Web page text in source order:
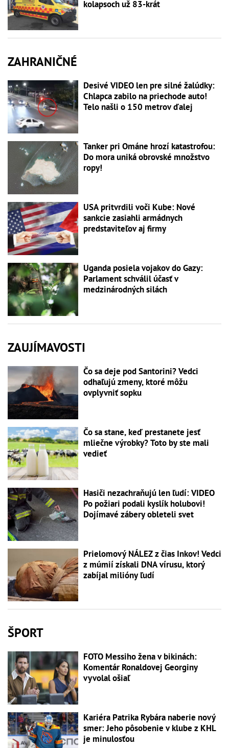
kolapsoch už 83-krát
ZAHRANIČNÉ
Desivé VIDEO len pre silné žalúdky:
Chlapca zabilo na priechode auto!
Telo našli o 150 metrov ďalej
Tanker pri Ománe hrozí katastrofou:
Do mora uniká obrovské množstvo
ropy!
USA pritvrdili voči Kube: Nové
sankcie zasiahli armádnych
predstaviteľov aj firmy
Uganda posiela vojakov do Gazy:
Parlament schválil účasť v
medzinárodných silách
ZAUJÍMAVOSTI
Čo sa deje pod Santorini? Vedci
odhaľujú zmeny, ktoré môžu
ovplyvniť sopku
Čo sa stane, keď prestanete jesť
mliečne výrobky? Toto by ste mali
vedieť
Hasiči nezachraňujú len ľudí: VIDEO
Po požiari podali kyslík holubovi!
Dojímavé zábery obleteli svet
Prielomový NÁLEZ z čias Inkov! Vedci
z múmií získali DNA vírusu, ktorý
zabíjal milióny ľudí
ŠPORT
FOTO Messiho žena v bikinách:
Komentár Ronaldovej Georginy
vyvolal ošiaľ
Kariéra Patrika Rybára naberie nový
smer: Jeho pôsobenie v klube z KHL
je minulosťou